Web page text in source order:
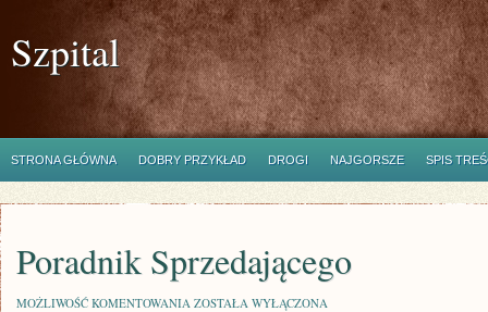
Szpital
STRONA GŁÓWNA DOBRY PRZYKŁAD DROGI NAJGORSZE SPIS
Poradnik Sprzedającego
MOŻLIWOŚĆ KOMENTOWANIA PORADNIK
ZOSTAŁA WYŁĄCZONA